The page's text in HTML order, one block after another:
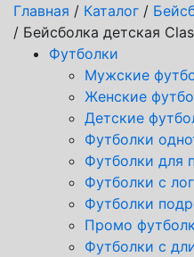
Главная / Каталог /
/ Бейсболка детская
Футболки
Мужские
Женские
Детские
Футболки
Футболки для
Футболки с
Футболки
Промо
Футболки с